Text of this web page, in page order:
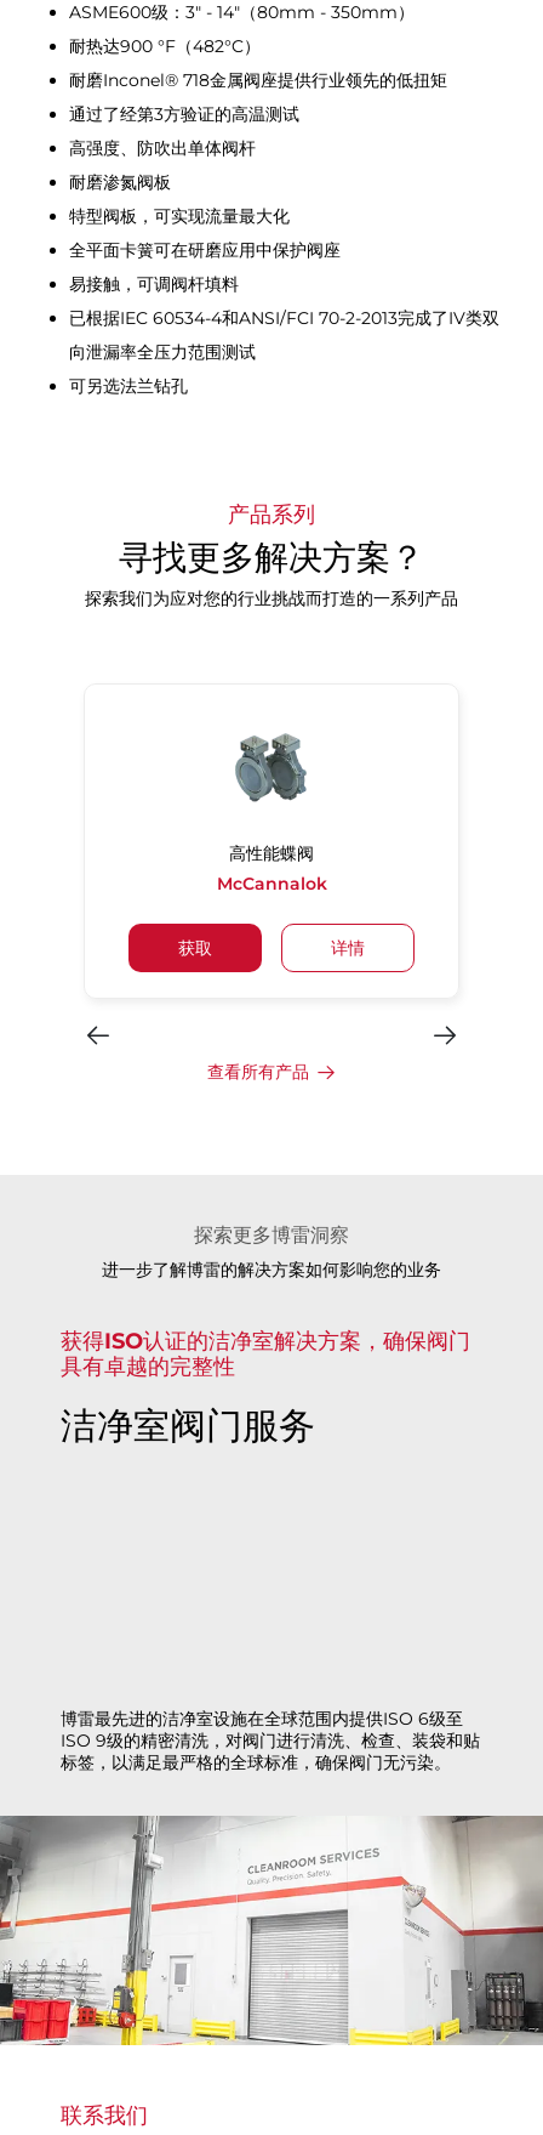
ASME600级：3" - 14"（80mm - 350mm）
耐热达900 °F（482°C）
耐磨Inconel® 718金属阀座提供行业领先的低扭矩
通过了经第3方验证的高温测试
高强度、防吹出单体阀杆
耐磨渗氮阀板
特型阀板，可实现流量最大化
全平面卡簧可在研磨应用中保护阀座
易接触，可调阀杆填料
已根据IEC 60534-4和ANSI/FCI 70-2-2013完成了IV类双
向泄漏率全压力范围测试
可另选法兰钻孔
产品系列
寻找更多解决方案？
探索我们为应对您的行业挑战而打造的一系列产品
高性能蝶阀
McCannalok
获取 详情
查看所有产品
探索更多博雷洞察
进一步了解博雷的解决方案如何影响您的业务
获得ISO认证的洁净室解决方案，确保阀门
具有卓越的完整性
洁净室阀门服务
博雷最先进的洁净室设施在全球范围内提供ISO 6级至
ISO 9级的精密清洗，对阀门进行清洗、检查、装袋和贴
标签，以满足最严格的全球标准，确保阀门无污染。
探索我们的精密清洁解决方案
联系我们